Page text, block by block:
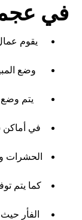
في
يقوم
وضع
يتم
في أماكن
الحشرات
كما يتم
الفأر